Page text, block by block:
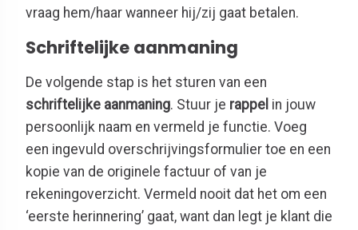
vraag hem/haar wanneer hij/zij gaat betalen.
Schriftelijke aanmaning
De volgende stap is het sturen van een
schriftelijke aanmaning. Stuur je rappel in jouw
persoonlijk naam en vermeld je functie. Voeg
een ingevuld overschrijvingsformulier toe en een
kopie van de originele factuur of van je
rekeningoverzicht. Vermeld nooit dat het om een
‘eerste herinnering’ gaat, want dan legt je klant die